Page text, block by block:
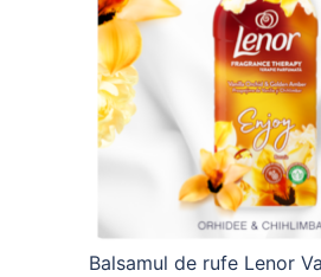
Balsamul de rufe Lenor